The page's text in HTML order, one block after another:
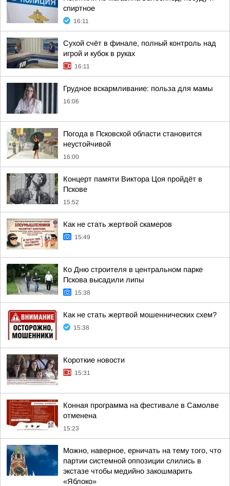
спиртное
16:11
Сухой счёт в финале, полный контроль над
игрой и кубок в руках
16:11
Грудное вскармливание: польза для мамы
16:06
Погода в Псковской области становится
неустойчивой
16:00
Концерт памяти Виктора Цоя пройдёт в
Пскове
15:52
Как не стать жертвой скамеров
15:49
Ко Дню строителя в центральном парке
Пскова высадили липы
15:38
Как не стать жертвой мошеннических схем?
15:38
Короткие новости
15:31
Конная программа на фестивале в Самолве
отменена
15:23
Можно, наверное, ерничать на тему того, что
партии системной оппозиции слились в
экстазе чтобы медийно закошмарить
«Яблоко»